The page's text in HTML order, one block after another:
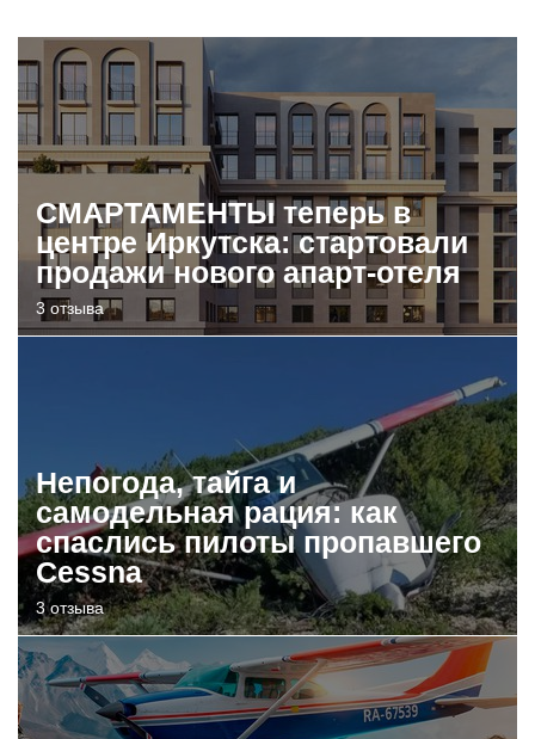
СМАРТАМЕНТЫ теперь в
центре Иркутска: стартовали
продажи нового апарт-отеля
3 отзыва
Непогода, тайга и
самодельная рация: как
спаслись пилоты пропавшего
Cessna
3 отзыва